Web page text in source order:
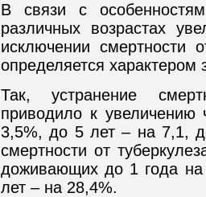
В связи с
различных возрастах
исключении смертности
определяется характером
Так, устранение
приводило к
3,5%, до 5 лет – на 7,1,
смертности от
доживающих до 1 года
лет – на 28,4%.